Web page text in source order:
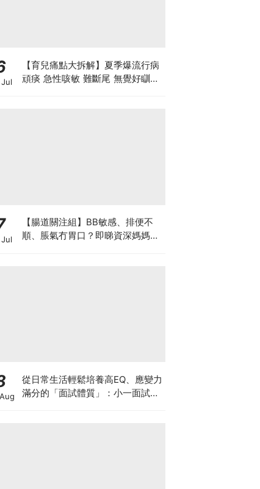
【育兒痛點大拆解】夏季爆流行病
頑痰 急性咳敏 難斷尾 無覺好瞓？
【腸道關注組】BB敏感、排便不
順、脹氣冇胃口？即睇資深媽媽分
從日常生活輕鬆培養高EQ、應變力
滿分的「面試體質」：小一面試最